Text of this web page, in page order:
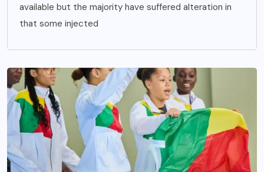
available but the majority have suffered alteration in
that some injected